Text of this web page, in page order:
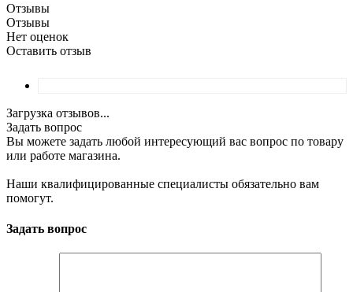
Отзывы
Отзывы
Нет оценок
Оставить отзыв
Загрузка отзывов...
Задать вопрос
Вы можете задать любой интересующий вас вопрос по товару
или работе магазина.
Наши квалифицированные специалисты обязательно вам
помогут.
Задать вопрос